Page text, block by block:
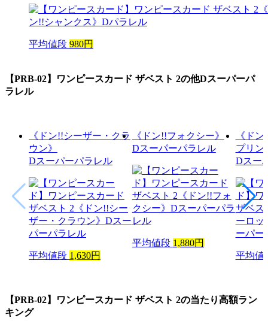
平均値段 980円
【PRB-02】ワンピースカード ザベスト 2の他Dスーパーパ
ラレル
《ドン!!シーザー・クラ
ウン》
Dスーパーパラレル
平均値段 1,630円
《ドン!!フォクシー》
Dスーパーパラレル
平均値段 1,880円
《ド
プリン
Dスー
平均値
【PRB-02】ワンピースカード ザベスト 2の当たり高額ラン
キング